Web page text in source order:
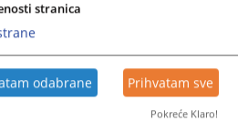
stranica
odabrane Prihvatam sve
Pokreće Klaro!